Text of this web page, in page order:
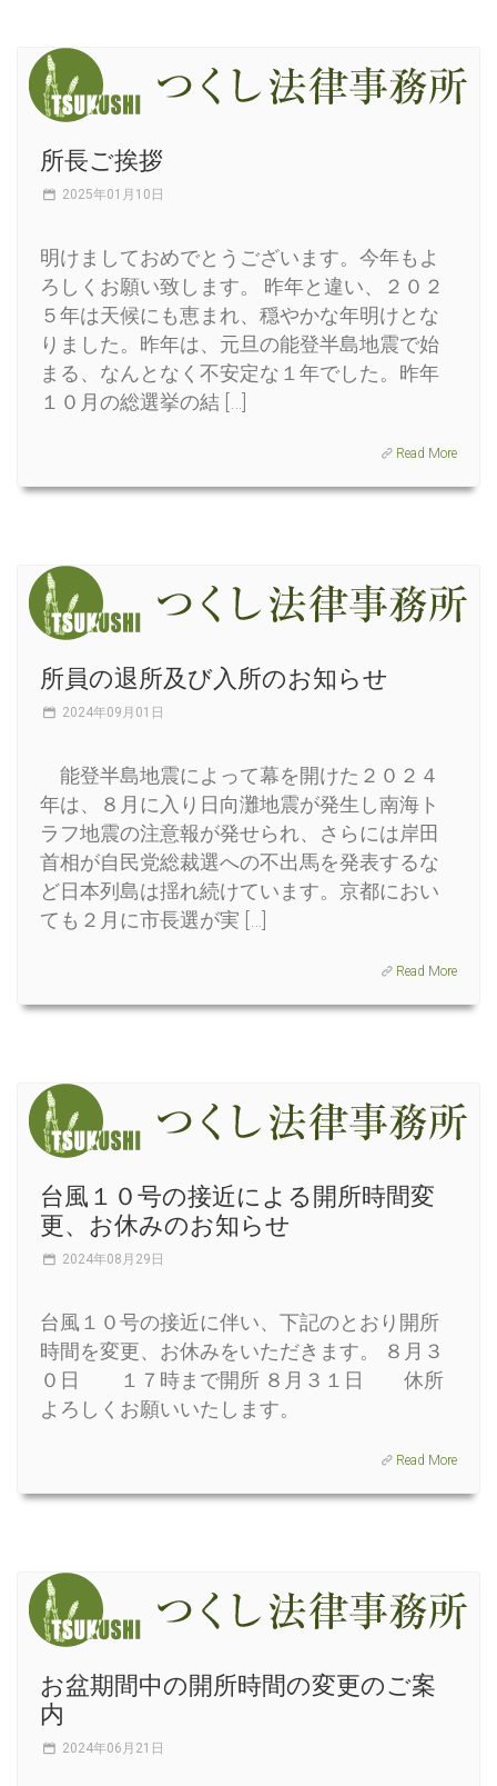
所長ご挨拶
2025年01月10日
明けましておめでとうございます。今年もよ
ろしくお願い致します。 昨年と違い、２０２
５年は天候にも恵まれ、穏やかな年明けとな
りました。昨年は、元旦の能登半島地震で始
まる、なんとなく不安定な１年でした。昨年
１０月の総選挙の結 […]
Read More
所員の退所及び入所のお知らせ
2024年09月01日
能登半島地震によって幕を開けた２０２４
年は、８月に入り日向灘地震が発生し南海ト
ラフ地震の注意報が発せられ、さらには岸田
首相が自民党総裁選への不出馬を発表するな
ど日本列島は揺れ続けています。京都におい
ても２月に市長選が実 […]
Read More
台風１０号の接近による開所時間変
更、お休みのお知らせ
2024年08月29日
台風１０号の接近に伴い、下記のとおり開所
時間を変更、お休みをいただきます。 ８月３
０日 １７時まで開所 ８月３１日 休所
よろしくお願いいたします。
Read More
お盆期間中の開所時間の変更のご案
内
2024年06月21日